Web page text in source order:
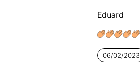
Eduard
06/02/2023